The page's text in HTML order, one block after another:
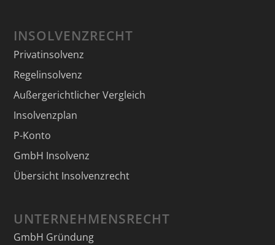
INSOLVENZRECHT
Privatinsolvenz
Regelinsolvenz
Außergerichtlicher Vergleich
Insolvenzplan
P-Konto
GmbH Insolvenz
Übersicht Insolvenzrecht
UNTERNEHMENSRECHT
GmbH Gründung